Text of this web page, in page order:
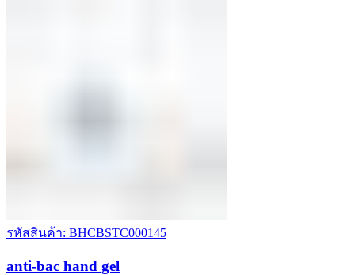
รหัสสินค้า: BHCBSTC000145
anti-bac hand gel